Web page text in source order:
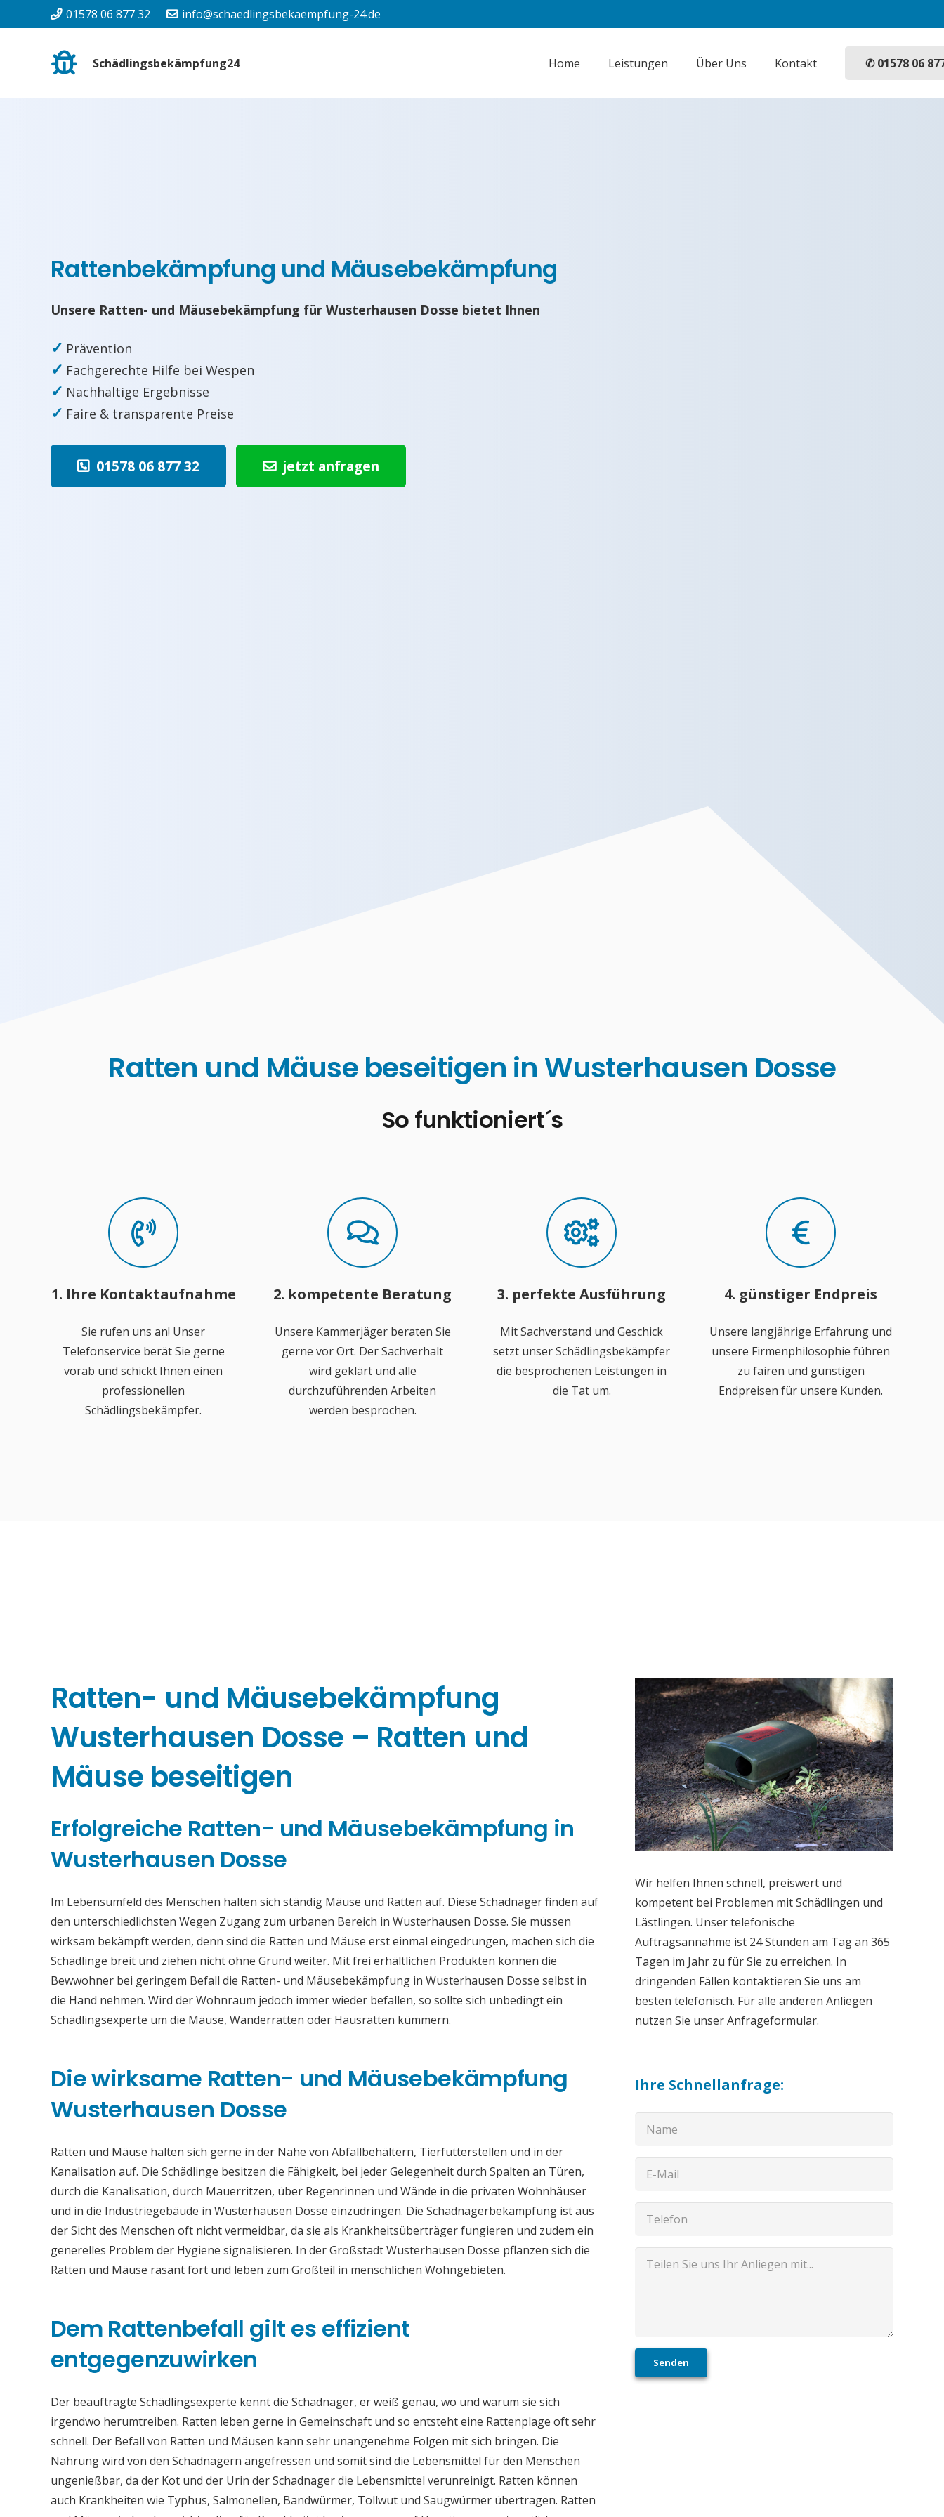
01578 06 877 32 info@schaedlingsbekaempfung-24.de
Schädlingsbekämpfung24 Home Leistungen Über Uns Kontakt ✆ 01578 06
Rattenbekämpfung und Mäusebekämpfung
Unsere Ratten- und Mäusebekämpfung für Wusterhausen Dosse bietet Ihnen
✓ Prävention
✓ Fachgerechte Hilfe bei Wespen
✓ Nachhaltige Ergebnisse
✓ Faire & transparente Preise
01578 06 877 32 jetzt anfragen
Ratten und Mäuse beseitigen in Wusterhausen Dosse
So funktioniert´s
1. Ihre Kontaktaufnahme
Sie rufen uns an! Unser
Telefonservice berät Sie gerne
vorab und schickt Ihnen einen
professionellen
Schädlingsbekämpfer.
2. kompetente Beratung
Unsere Kammerjäger beraten Sie
gerne vor Ort. Der Sachverhalt
wird geklärt und alle
durchzuführenden Arbeiten
werden besprochen.
3. perfekte Ausführung
Mit Sachverstand und Geschick
setzt unser Schädlingsbekämpfer
die besprochenen Leistungen in
die Tat um.
4. günstiger Endpreis
Unsere langjährige Erfahrung und
unsere Firmenphilosophie führen
zu fairen und günstigen
Endpreisen für unsere Kunden.
Ratten- und Mäusebekämpfung
Wusterhausen Dosse – Ratten und
Mäuse beseitigen
Erfolgreiche Ratten- und Mäusebekämpfung in
Wusterhausen Dosse
Im Lebensumfeld des Menschen halten sich ständig Mäuse und Ratten auf. Diese Schadnager finden auf
den unterschiedlichsten Wegen Zugang zum urbanen Bereich in Wusterhausen Dosse. Sie müssen
wirksam bekämpft werden, denn sind die Ratten und Mäuse erst einmal eingedrungen, machen sich die
Schädlinge breit und ziehen nicht ohne Grund weiter. Mit frei erhältlichen Produkten können die
Bewwohner bei geringem Befall die Ratten- und Mäusebekämpfung in Wusterhausen Dosse selbst in
die Hand nehmen. Wird der Wohnraum jedoch immer wieder befallen, so sollte sich unbedingt ein
Schädlingsexperte um die Mäuse, Wanderratten oder Hausratten kümmern.
Die wirksame Ratten- und Mäusebekämpfung
Wusterhausen Dosse
Ratten und Mäuse halten sich gerne in der Nähe von Abfallbehältern, Tierfutterstellen und in der
Kanalisation auf. Die Schädlinge besitzen die Fähigkeit, bei jeder Gelegenheit durch Spalten an Türen,
durch die Kanalisation, durch Mauerritzen, über Regenrinnen und Wände in die privaten Wohnhäuser
und in die Industriegebäude in Wusterhausen Dosse einzudringen. Die Schadnagerbekämpfung ist aus
der Sicht des Menschen oft nicht vermeidbar, da sie als Krankheitsüberträger fungieren und zudem ein
generelles Problem der Hygiene signalisieren. In der Großstadt Wusterhausen Dosse pflanzen sich die
Ratten und Mäuse rasant fort und leben zum Großteil in menschlichen Wohngebieten.
Dem Rattenbefall gilt es effizient
entgegenzuwirken
Der beauftragte Schädlingsexperte kennt die Schadnager, er weiß genau, wo und warum sie sich
irgendwo herumtreiben. Ratten leben gerne in Gemeinschaft und so entsteht eine Rattenplage oft sehr
schnell. Der Befall von Ratten und Mäusen kann sehr unangenehme Folgen mit sich bringen. Die
Nahrung wird von den Schadnagern angefressen und somit sind die Lebensmittel für den Menschen
ungenießbar, da der Kot und der Urin der Schadnager die Lebensmittel verunreinigt. Ratten können
auch Krankheiten wie Typhus, Salmonellen, Bandwürmer, Tollwut und Saugwürmer übertragen. Ratten
Wir helfen Ihnen schnell, preiswert und
kompetent bei Problemen mit Schädlingen und
Lästlingen. Unser telefonische
Auftragsannahme ist 24 Stunden am Tag an 365
Tagen im Jahr zu für Sie zu erreichen. In
dringenden Fällen kontaktieren Sie uns am
besten telefonisch. Für alle anderen Anliegen
nutzen Sie unser Anfrageformular.
Ihre Schnellanfrage:
Senden